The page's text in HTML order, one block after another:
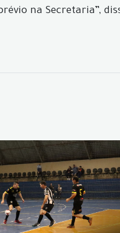
na Secretaria”,